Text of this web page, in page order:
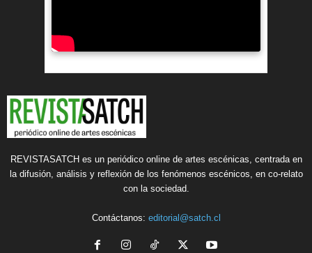
REVISTASATCH es un periódico online de artes escénicas, centrada en
la difusión, análisis y reflexión de los fenómenos escénicos, en co-relato
con la sociedad.
Contáctanos: editorial@satch.cl